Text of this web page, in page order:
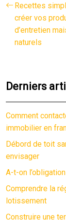
Recettes
créer vos
d’entretien
naturels
Derniers
Comment
immobilier en
Débord de toit
envisager
A-t-on
Comprendre la
lotissement
Construire une